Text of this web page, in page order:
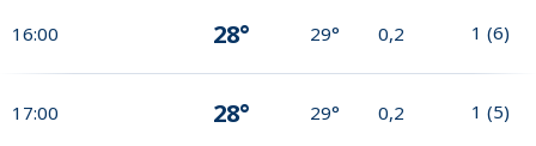
16:00 28° 29° 0,2 1 (6)
17:00 28° 29° 0,2 1 (5)